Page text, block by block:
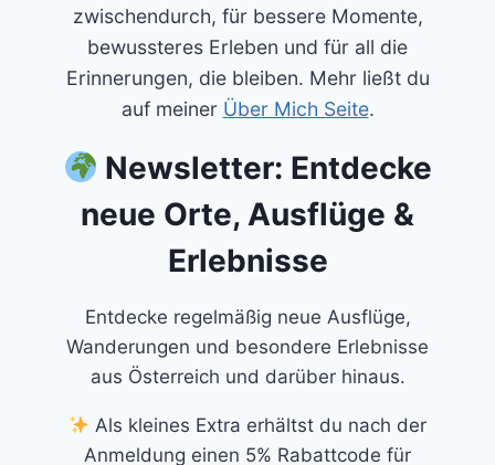
zwischendurch, für bessere Momente,
bewussteres Erleben und für all die
Erinnerungen, die bleiben. Mehr ließt du
auf meiner Über Mich Seite.
Newsletter: Entdecke
neue Orte, Ausflüge &
Erlebnisse
Entdecke regelmäßig neue Ausflüge,
Wanderungen und besondere Erlebnisse
aus Österreich und darüber hinaus.
Als kleines Extra erhältst du nach der
Anmeldung einen 5% Rabattcode für